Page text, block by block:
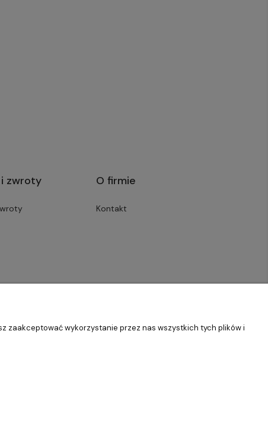
zwroty O firmie
Kontakt
zaakceptować wykorzystanie przez nas wszystkich tych plików i